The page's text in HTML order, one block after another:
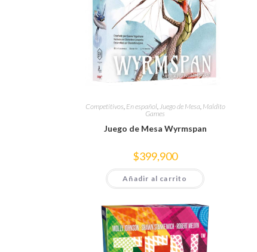
Competitivos En español, Juego de Mesa Maldito
Games
Juego de Mesa Wyrmspan
$399,900
Añadir al carrito